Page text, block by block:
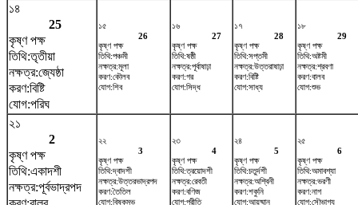
১৪
25
কৃষ্ণ পক্ষ
তিথি:তৃতীয়া
নক্ষত্র:জ্যেষ্ঠা
করণ:বিষ্টি
যোগ:পরিঘ
১৫
26
কৃষ্ণ পক্ষ
তিথি:পঞ্চমী
নক্ষত্র:মূলা
করণ:কৌলব
যোগ:শিব
১৬
27
কৃষ্ণ পক্ষ
তিথি:ষষ্ঠী
নক্ষত্র:পূর্বাষাঢ়া
করণ:গর
যোগ:সিদ্ধ
১৭
28
কৃষ্ণ পক্ষ
তিথি:সপ্তমী
নক্ষত্র:উত্তরাষাঢ়া
করণ:বিষ্টি
যোগ:সাধ্য
১৮
29
কৃষ্ণ পক্ষ
তিথি:অষ্টমী
নক্ষত্র:শ্রবণা
করণ:বালব
যোগ:শুভ
২১
2
কৃষ্ণ পক্ষ
তিথি:একাদশী
নক্ষত্র:পূর্বভাদ্রপদ
২২
3
কৃষ্ণ পক্ষ
তিথি:দ্বাদশী
নক্ষত্র:উত্তরভাদ্রপদ
করণ:তৈতিল
যোগ:বিষ্কুম্ভ
২৩
4
কৃষ্ণ পক্ষ
তিথি:ত্রয়োদশী
নক্ষত্র:রেবতী
করণ:বণিজ
যোগ:প্রীতি
২৪
5
কৃষ্ণ পক্ষ
তিথি:চতুর্দশী
নক্ষত্র:অশ্বিনী
করণ:শকুনি
যোগ:আয়ুষ্মান
২৫
6
কৃষ্ণ পক্ষ
তিথি:অমাবশ্যা
নক্ষত্র:ভরণী
করণ:নাগ
যোগ:সৌভাগ্য